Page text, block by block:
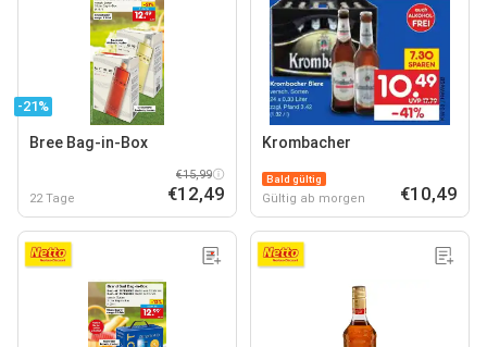
-21%
Bree Bag-in-Box
22 Tage
€15,99
€12,49
Krombacher
Bald gültig
Gültig ab morgen €10,49